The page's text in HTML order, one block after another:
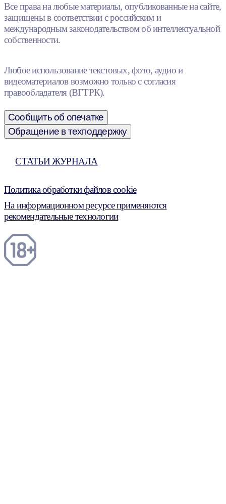
Все права на любые материалы, опубликованные на сайте,
защищены в соответствии с российским и
международным законодательством об интеллектуальной
собственности.
Любое использование текстовых, фото, аудио и
видеоматериалов возможно только с согласия
правообладателя (ВГТРК).
Сообщить об опечатке
Обращение в техподдержку
СТАТЬИ ЖУРНАЛА
Политика обработки файлов cookie
На информационном ресурсе применяются
рекомендательные технологии